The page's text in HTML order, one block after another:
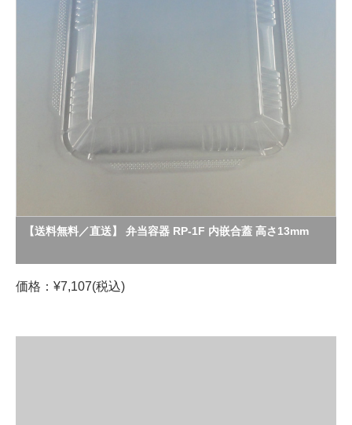
【送料無料／直送】 弁当容器 RP-1F 内嵌合蓋 高さ13mm
価格：¥7,107(税込)